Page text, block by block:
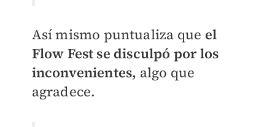
Así mismo puntualiza que el
Flow Fest se disculpó por los
inconvenientes, algo que
agradece.